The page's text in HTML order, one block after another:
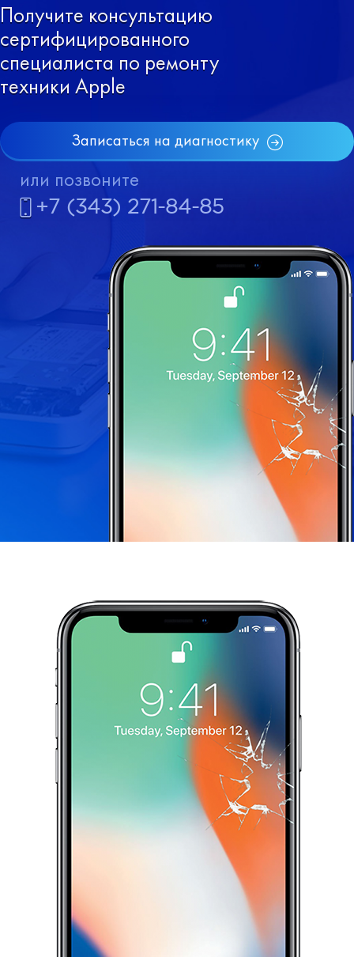
Получите консультацию
сертифицированного
специалиста по ремонту
техники Apple
Записаться на диагностику
или позвоните
+7 (343) 271-84-85